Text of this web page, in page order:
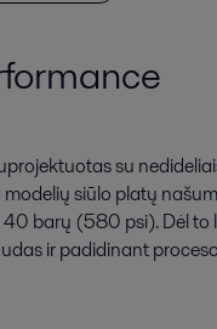
su
modelių siūlo platų
40 barų (580 psi). Dėl
ir padidinant